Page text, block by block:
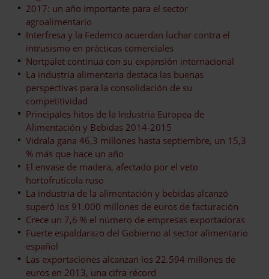
2017: un año importante para el sector
agroalimentario
Interfresa y la Fedemco acuerdan luchar contra el
intrusismo en prácticas comerciales
Nortpalet continua con su expansión internacional
La industria alimentaria destaca las buenas
perspectivas para la consolidación de su
competitividad
Principales hitos de la Industria Europea de
Alimentación y Bebidas 2014-2015
Vidrala gana 46,3 millones hasta septiembre, un 15,3
% más que hace un año
El envase de madera, afectado por el veto
hortofrutícola ruso
La industria de la alimentación y bebidas alcanzó
superó los 91.000 millones de euros de facturación
Crece un 7,6 % el número de empresas exportadoras
Fuerte espaldarazo del Gobierno al sector alimentario
español
Las exportaciones alcanzan los 22.594 millones de
euros en 2013, una cifra récord